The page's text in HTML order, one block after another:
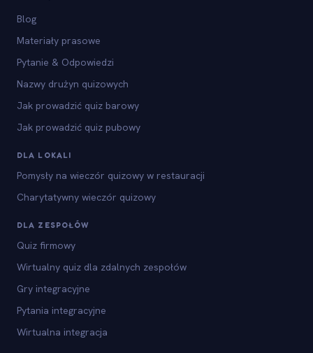
Blog
Materiały prasowe
Pytanie & Odpowiedzi
Nazwy drużyn quizowych
Jak prowadzić quiz barowy
Jak prowadzić quiz pubowy
DLA LOKALI
Pomysły na wieczór quizowy w restauracji
Charytatywny wieczór quizowy
DLA ZESPOŁÓW
Quiz firmowy
Wirtualny quiz dla zdalnych zespołów
Gry integracyjne
Pytania integracyjne
Wirtualna integracja